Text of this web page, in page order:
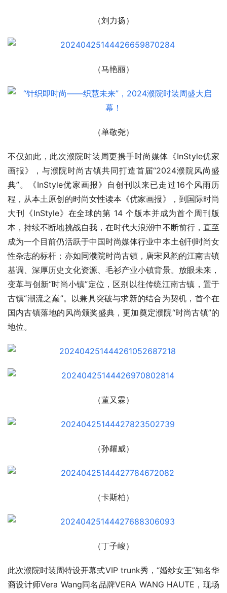
（刘力扬）
（马艳丽）
（单敬尧）
不仅如此，此次濮院时装周更携手时尚媒体《InStyle优家
画报》，与濮院时尚古镇共同打造首届“2024濮院风尚盛
典”。《InStyle优家画报》自创刊以来已走过16个风雨历
程，从本土原创的时尚女性读本《优家画报》，到国际时尚
大刊《InStyle》在全球的第 14 个版本并成为首个周刊版
本，持续不断地挑战自我，在时代大浪潮中不断前行，直至
成为一个目前仍活跃于中国时尚媒体行业中本土创刊时尚女
性杂志的标杆；亦如同濮院时尚古镇，唐宋风韵的江南古镇
基调、深厚历史文化资源、毛衫产业小镇背景。放眼未来，
变革与创新“时尚小镇”定位，区别以往传统江南古镇，置于
古镇“潮流之巅”。以兼具突破与求新的结合为契机，首个在
国内古镇落地的风尚颁奖盛典，更加奠定濮院“时尚古镇”的
地位。
（董又霖）
（孙耀威）
（卡斯柏）
（丁子峻）
此次濮院时装周特设开幕式VIP trunk秀，“婚纱女王”知名华
裔设计师Vera Wang同名品牌VERA WANG HAUTE，现场